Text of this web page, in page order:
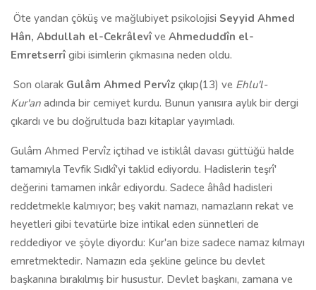
Öte yandan çöküş ve mağlubiyet psikolojisi Seyyid Ahmed
Hân, Abdullah el-Cekrâlevî ve Ahmeduddîn el-
Emretserrî gibi isimlerin çıkmasına neden oldu.
Son olarak Gulâm Ahmed Pervîz çıkıp(13) ve Ehlu'l-
Kur'an adında bir cemiyet kurdu. Bunun yanısıra aylık bir dergi
çıkardı ve bu doğrultuda bazı kitaplar yayımladı.
Gulâm Ahmed Pervîz içtihad ve istiklâl davası güttüğü halde
tamamıyla Tevfik Sıdkî'yi taklid ediyordu. Hadislerin teşrî'
değerini tamamen inkâr ediyordu. Sadece âhâd hadisleri
reddetmekle kalmıyor; beş vakit namazı, namazların rekat ve
heyetleri gibi tevatürle bize intikal eden sünnetleri de
reddediyor ve şöyle diyordu: Kur'an bize sadece namaz kılmayı
emretmektedir. Namazın eda şekline gelince bu devlet
başkanına bırakılmış bir husustur. Devlet başkanı, zamana ve